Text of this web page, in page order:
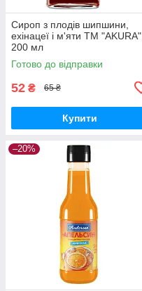
Сироп з плодів шипшини,
ехінацеї і м'яти ТМ "AKURA",
200 мл
Готово до відправки
52 ₴ 65 ₴
Купити
–20%